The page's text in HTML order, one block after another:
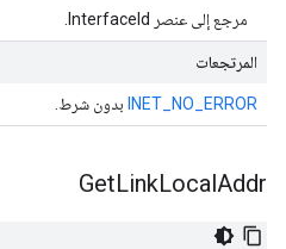
مرجع إلى عنصر InterfaceId.
المرتجعات
INET_NO_ERROR بدون شرط.
GetLinkLocalAddr